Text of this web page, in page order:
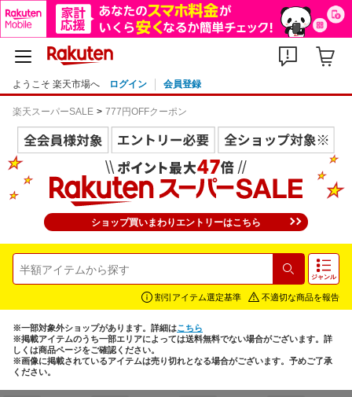
ようこそ 楽天市場へ ログイン 会員登録
楽天スーパーSALE 777円OFFクーポン
ショップ買いまわりエントリーはこちら
検索 ジャンル
割引アイテム選定基準 不適切な商品を報告
※一部対象外ショップがあります。詳細はこちら
※掲載アイテムのうち一部エリアによっては送料無料でない場合がございます。詳
しくは商品ページをご確認ください。
※画像に掲載されているアイテムは売り切れとなる場合がございます。予めご了承
ください。